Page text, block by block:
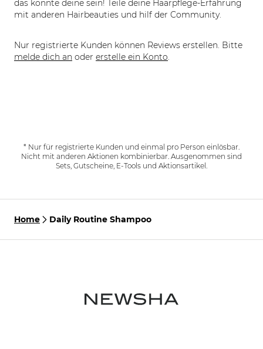
das könnte deine sein! Teile deine Haarpflege-Erfahrung
mit anderen Hairbeauties und hilf der Community.
Nur registrierte Kunden können Reviews erstellen. Bitte
melde dich an oder erstelle ein Konto.
* Nur für registrierte Kunden und einmal pro Person einlösbar.
Nicht mit anderen Aktionen kombinierbar. Ausgenommen sind
Sets, Gutscheine, E-Tools und Aktionsartikel.
Home Daily Routine Shampoo